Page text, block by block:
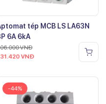
tép MCB LS LA63N
6A 6kA
VNĐ
VNĐ
-44%